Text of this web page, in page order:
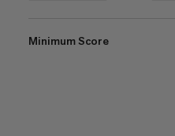
Minimum Score